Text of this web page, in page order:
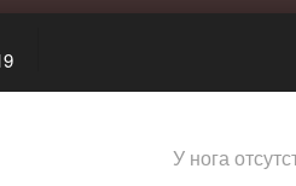
У нога